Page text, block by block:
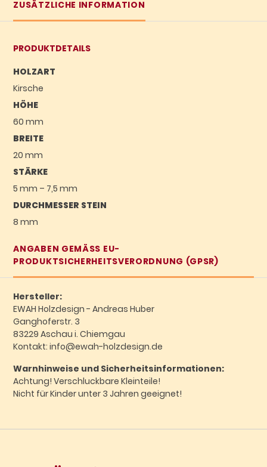
ZUSÄTZLICHE INFORMATION
PRODUKTDETAILS
HOLZART
Kirsche
HÖHE
60 mm
BREITE
20 mm
STÄRKE
5 mm – 7,5 mm
DURCHMESSER STEIN
8 mm
ANGABEN GEMÄSS EU-P
RODUKTSICHERHEITSVERORDNUNG (GPSR)
Hersteller:
EWAH Holzdesign - Andreas Huber
Ganghoferstr. 3
83229 Aschau i. Chiemgau
Kontakt: info@ewah-holzdesign.de
Warnhinweise und Sicherheitsinformationen:
Achtung! Verschluckbare Kleinteile!
Nicht für Kinder unter 3 Jahren geeignet!